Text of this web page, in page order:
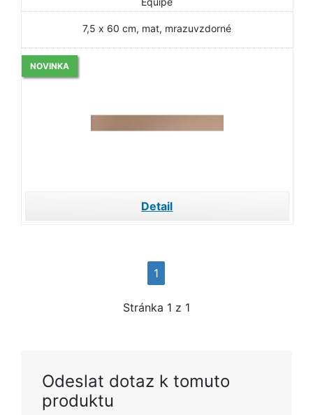
7,5 x 60 cm, mat, mrazuvzdorné
NOVINKA
Detail
1
Stránka 1 z 1
Odeslat dotaz k tomuto
produktu